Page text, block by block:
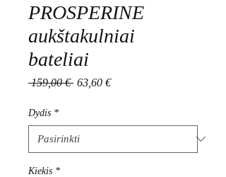
PROSPERINE
aukštakulniai
bateliai
159,00 € Įprastinė
63,60 €Pardavimo
Dydis *
Kiekis *